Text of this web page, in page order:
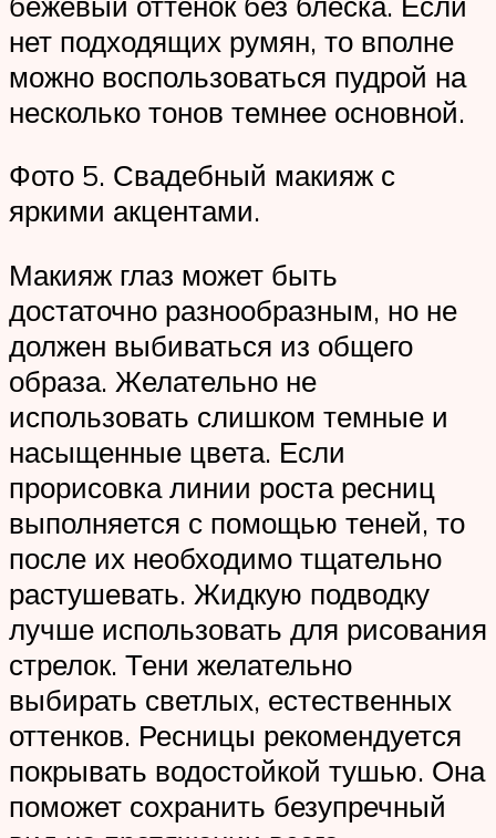
нет подходящих румян, то вполне
можно воспользоваться пудрой на
несколько тонов темнее основной.
Фото 5. Свадебный макияж с
яркими акцентами.
Макияж глаз может быть
достаточно разнообразным, но не
должен выбиваться из общего
образа. Желательно не
использовать слишком темные и
насыщенные цвета. Если
прорисовка линии роста ресниц
выполняется с помощью теней, то
после их необходимо тщательно
растушевать. Жидкую подводку
лучше использовать для рисования
стрелок. Тени желательно
выбирать светлых, естественных
оттенков. Ресницы рекомендуется
покрывать водостойкой тушью. Она
поможет сохранить безупречный